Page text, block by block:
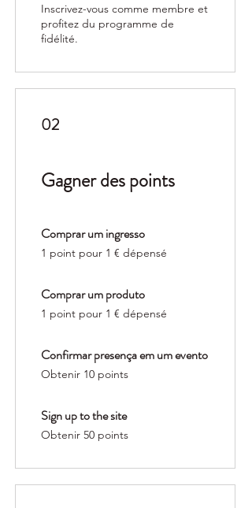
Inscrivez-vous comme membre et
profitez du programme de
fidélité.
02
Gagner des points
Comprar um ingresso
1 point pour 1 € dépensé
Comprar um produto
1 point pour 1 € dépensé
Confirmar presença em um evento
Obtenir 10 points
Sign up to the site
Obtenir 50 points